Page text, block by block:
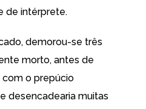
de intérprete.
demorou-se três
morto, antes de
com o prepúcio
desencadearia muitas